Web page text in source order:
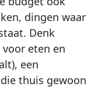
dingen waar
Denk
eten en
een
thuis gewoon